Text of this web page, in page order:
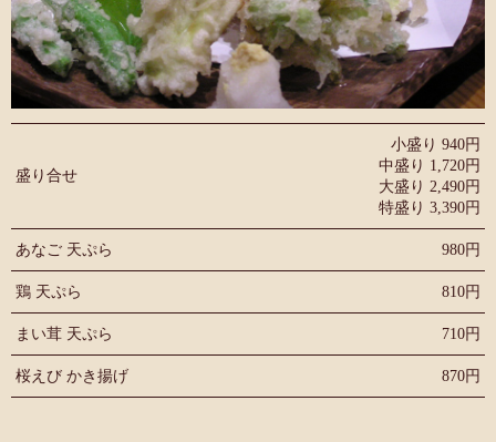
盛り合せ
小盛り 940円
中盛り 1,720円
大盛り 2,490円
特盛り 3,390円
あなご 天ぷら 980円
鶏 天ぷら 810円
まい茸 天ぷら 710円
桜えび かき揚げ 870円